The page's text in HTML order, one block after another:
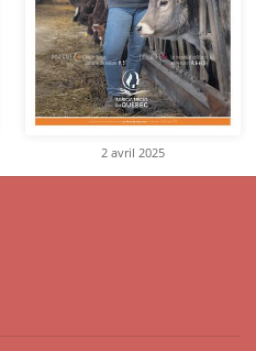
2 avril 2025